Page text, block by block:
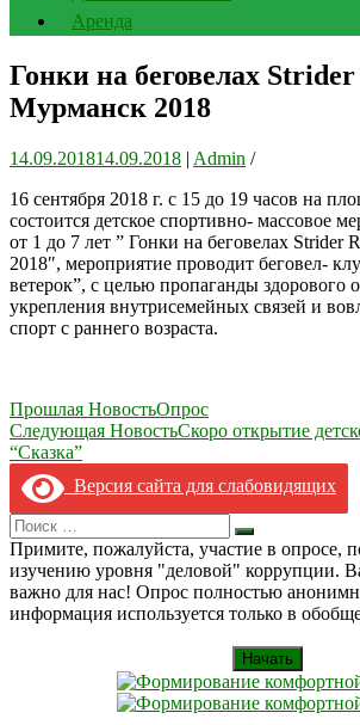
Аренда
Гонки на беговелах
Мурманск 2018
14.09.201814.09.2018 | Admin /
16 сентября 2018 г. с 15 до 19 часов на
состоится детское спортивно- массовое
от 1 до 7 лет ” Гонки на беговелах Strider
2018″, мероприятие проводит беговел-
ветерок”, с целью пропаганды здорового
укрепления внутрисемейных связей и
спорт с раннего возраста.
Навигация
по
записям
Прошлая НовостьОпрос
Следующая НовостьСкоро открытие
“Сказка”
Версия сайта для слабовидящих
Search
for:
Искать
Примите, пожалуйста, участие в опросе,
изучению уровня "деловой" коррупции.
важно для нас! Опрос полностью
информация используется только в
Начать